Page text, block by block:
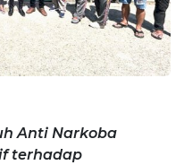
Anti Narkoba
terhadap